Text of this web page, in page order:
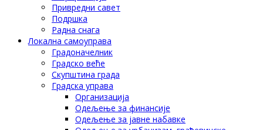
Привредни савет
Подршка
Радна снага
Локална самоуправа
Градоначелник
Градско веће
Скупштина града
Градска управа
Организација
Одељење за финансије
Одељење за јавне набавке